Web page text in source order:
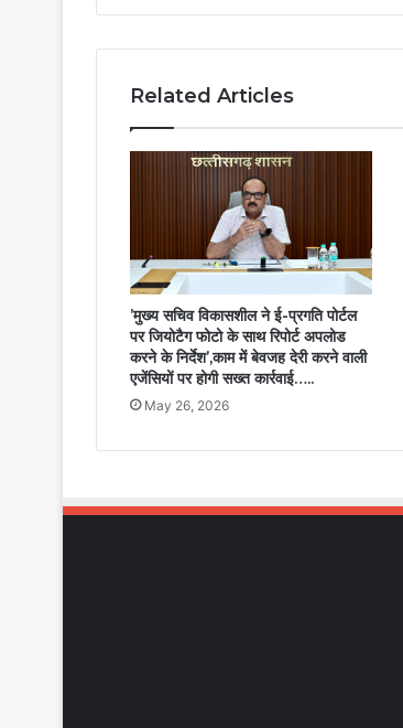
भ्रमण….
Related Articles
’मुख्य सचिव विकासशील ने ई-प्रगति पोर्टल
पर जियोटैग फोटो के साथ रिपोर्ट अपलोड
करने के निर्देश’,काम में बेवजह देरी करने वाली
एजेंसियों पर होगी सख्त कार्रवाई…..
May 26, 2026